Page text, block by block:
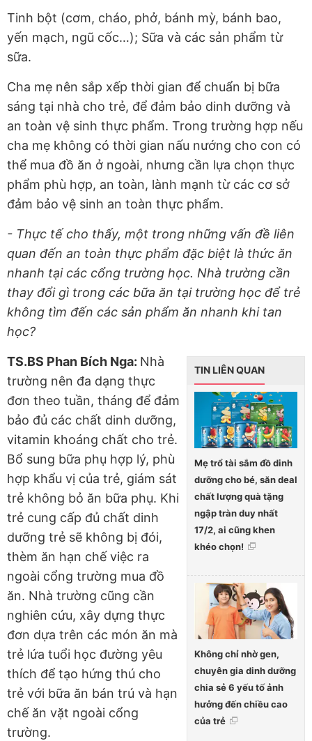
Tinh bột (cơm, cháo, phở, bánh mỳ, bánh bao,
yến mạch, ngũ cốc…); Sữa và các sản phẩm từ
sữa.
Cha mẹ nên sắp xếp thời gian để chuẩn bị bữa
sáng tại nhà cho trẻ, để đảm bảo dinh dưỡng và
an toàn vệ sinh thực phẩm. Trong trường hợp nếu
cha mẹ không có thời gian nấu nướng cho con có
thể mua đồ ăn ở ngoài, nhưng cần lựa chọn thực
phẩm phù hợp, an toàn, lành mạnh từ các cơ sở
đảm bảo vệ sinh an toàn thực phẩm.
- Thực tế cho thấy, một trong những vấn đề liên
quan đến an toàn thực phẩm đặc biệt là thức ăn
nhanh tại các cổng trường học. Nhà trường cần
thay đổi gì trong các bữa ăn tại trường học để trẻ
không tìm đến các sản phẩm ăn nhanh khi tan
học?
TIN LIÊN QUAN
Mẹ trổ tài sắm đồ dinh
dưỡng cho bé, săn deal
chất lượng quà tặng
ngập tràn duy nhất
17/2, ai cũng khen
khéo chọn!
Không chỉ nhờ gen,
chuyên gia dinh dưỡng
chia sẻ 6 yếu tố ảnh
hưởng đến chiều cao
của trẻ
TS.BS Phan Bích Nga: Nhà
trường nên đa dạng thực
đơn theo tuần, tháng để đảm
bảo đủ các chất dinh dưỡng,
vitamin khoáng chất cho trẻ.
Bổ sung bữa phụ hợp lý, phù
hợp khẩu vị của trẻ, giám sát
trẻ không bỏ ăn bữa phụ. Khi
trẻ cung cấp đủ chất dinh
dưỡng trẻ sẽ không bị đói,
thèm ăn hạn chế việc ra
ngoài cổng trường mua đồ
ăn. Nhà trường cũng cần
nghiên cứu, xây dựng thực
đơn dựa trên các món ăn mà
trẻ lứa tuổi học đường yêu
thích để tạo hứng thú cho
trẻ với bữa ăn bán trú và hạn
chế ăn vặt ngoài cổng
trường.